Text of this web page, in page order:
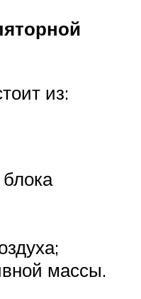
из:
блока
массы.